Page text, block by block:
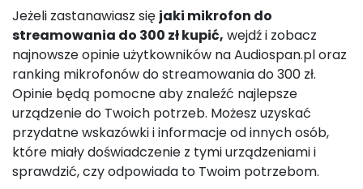
Jeżeli zastanawiasz się jaki mikrofon do
streamowania do 300 zł kupić, wejdź i zobacz
najnowsze opinie użytkowników na Audiospan.pl oraz
ranking mikrofonów do streamowania do 300 zł.
Opinie będą pomocne aby znaleźć najlepsze
urządzenie do Twoich potrzeb. Możesz uzyskać
przydatne wskazówki i informacje od innych osób,
które miały doświadczenie z tymi urządzeniami i
sprawdzić, czy odpowiada to Twoim potrzebom.